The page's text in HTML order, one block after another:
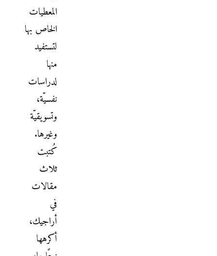
المعطيات
الخاص بها
لتستفيد
منها
لدراسات
نفسيّة،
وتسويقيّة
وغيرها.
كُتبت
ثلاث
مقالات
في
أراجيك،
أكرهها